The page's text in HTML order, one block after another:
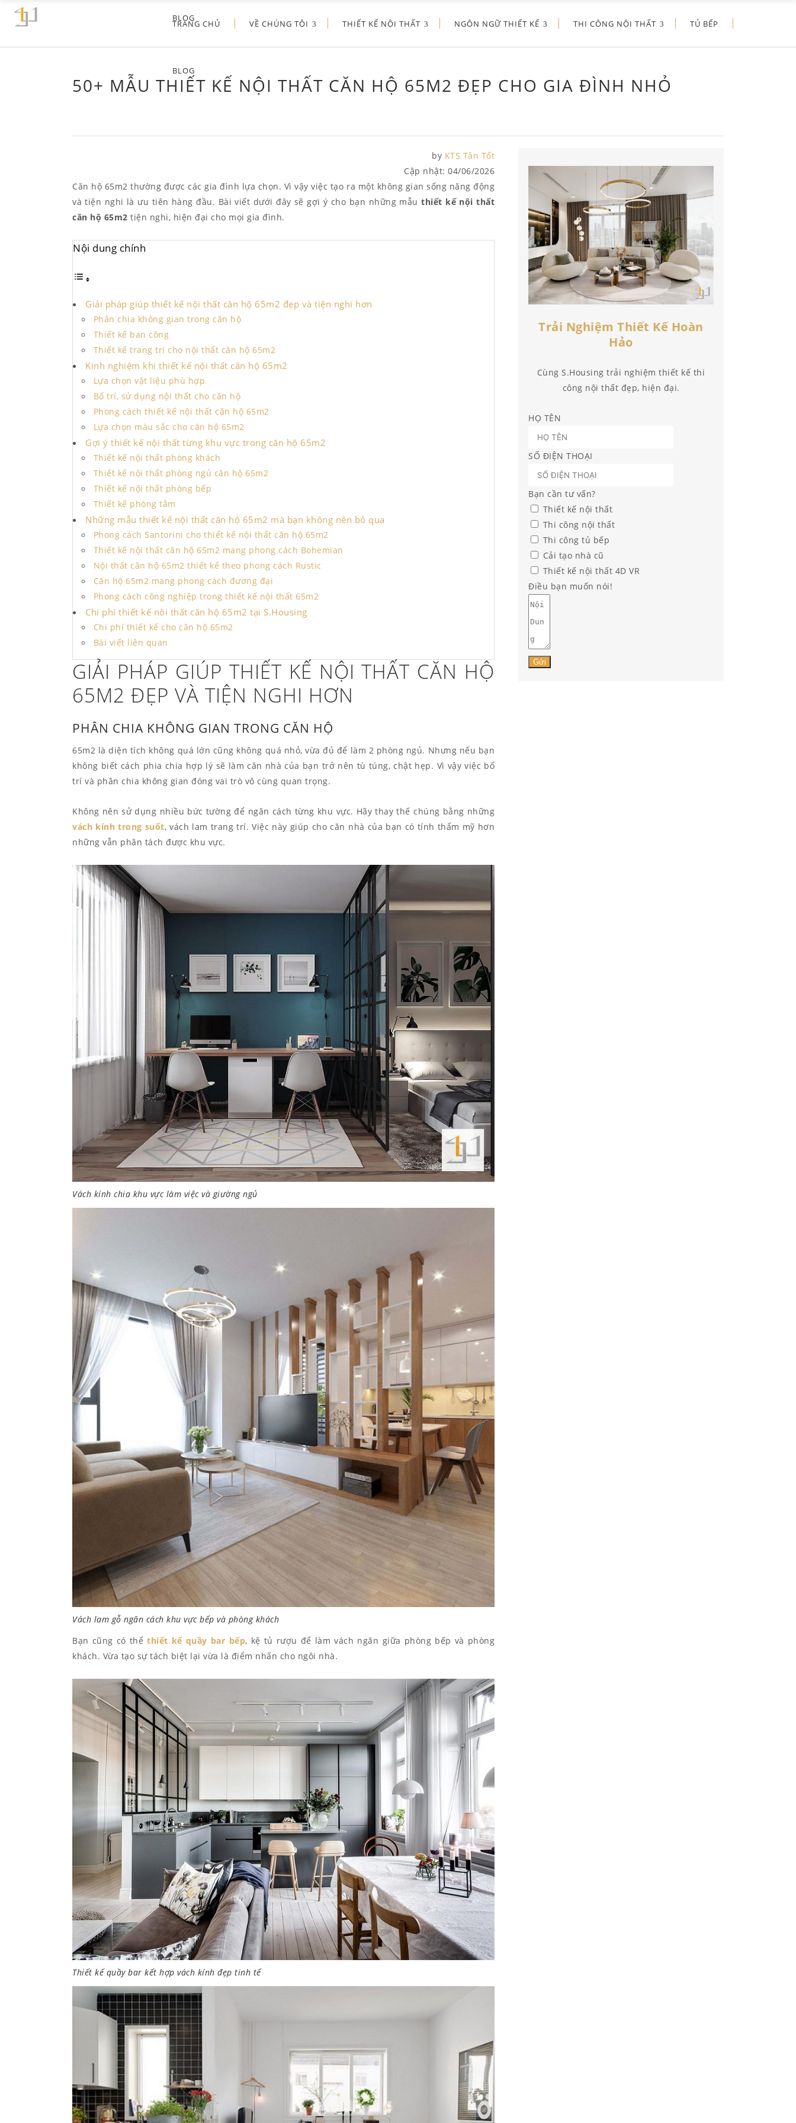
TRANG CHỦ VỀ CHÚNG TÔI THIẾT KẾ NỘI THẤT NGÔN NGỮ THIẾT KẾ THI CÔNG NỘI THẤT TỦ BẾP
BLOG
BLOG
50+ MẪU THIẾT KẾ NỘI THẤT CĂN HỘ 65M2 ĐẸP CHO GIA ĐÌNH NHỎ
by KTS Tân Tốt
Cập nhật:04/06/2026
Căn hộ 65m2 thường được các gia đình lựa chọn. Vì vậy việc tạo ra một không gian sống năng động
và tiện nghi là ưu tiên hàng đầu. Bài viết dưới đây sẽ gợi ý cho bạn những mẫuthiết kế nội thất
căn hộ 65m2 tiện nghi, hiện đại cho mọi gia đình.
Nội dung chính
Giải pháp giúp thiết kế nội thất căn hộ 65m2 đẹp và tiện nghi hơn
Phân chia không gian trong căn hộ
Thiết kế ban công
Thiết kế trang trí cho nội thất căn hộ 65m2
Kinh nghiệm khi thiết kế nội thất căn hộ 65m2
Lựa chọn vật liệu phù hợp
Bố trí, sử dụng nội thất cho căn hộ
Phong cách thiết kế nội thất căn hộ 65m2
Lựa chọn màu sắc cho căn hộ 65m2
Gợi ý thiết kế nội thất từng khu vực trong căn hộ 65m2
Thiết kế nội thất phòng khách
Thiết kế nội thất phòng ngủ căn hộ 65m2
Thiết kế nội thất phòng bếp
Thiết kế phòng tắm
Những mẫu thiết kế nội thất căn hộ 65m2 mà bạn không nên bỏ qua
Phong cách Santorini cho thiết kế nội thất căn hộ 65m2
Thiết kế nội thất căn hộ 65m2 mang phong cách Bohemian
Nội thất căn hộ 65m2 thiết kế theo phong cách Rustic
Căn hộ 65m2 mang phong cách đương đại
Phong cách công nghiệp trong thiết kế nội thất 65m2
Chi phí thiết kế nôi thất căn hộ 65m2 tại S.Housing
Chi phí thiết kế cho căn hộ 65m2
Bài viết liên quan
GIẢI PHÁP GIÚP THIẾT KẾ NỘI THẤT CĂN HỘ
65M2 ĐẸP VÀ TIỆN NGHI HƠN
PHÂN CHIA KHÔNG GIAN TRONG CĂN HỘ
65m2 là diện tích không quá lớn cũng không quá nhỏ, vừa đủ để làm 2 phòng ngủ. Nhưng nếu bạn
không biết cách phia chia hợp lý sẽ làm căn nhà của bạn trở nên tù túng, chật hẹp. Vì vậy việc bố
trí và phân chia không gian đóng vai trò vô cùng quan trọng.
Không nên sử dụng nhiều bức tường để ngăn cách từng khu vực. Hãy thay thế chúng bằng những
vách kính trong suốt, vách lam trang trí. Việc này giúp cho căn nhà của bạn có tính thẩm mỹ hơn
những vẫn phân tách được khu vực.
Vách kính chia khu vực làm việc và giường ngủ
Vách lam gỗ ngăn cách khu vực bếp và phòng khách
Bạn cũng có thểthiết kế quầy bar bếp, kệ tủ rượu để làm vách ngăn giữa phòng bếp và phòng
khách. Vừa tạo sự tách biệt lại vừa là điểm nhấn cho ngôi nhà.
Thiết kế quầy bar kết hợp vách kính đẹp tinh tế
Trải Nghiệm Thiết Kế Hoàn
Hảo
Cùng S.Housing trải nghiệm thiết kế thi
công nội thất đẹp, hiện đại.
HỌ TÊN
SỐ ĐIỆN THOẠI
Bạn cần tư vấn?
Thiết kế nội thất
Thi công nội thất
Thi công tủ bếp
Cải tạo nhà cũ
Thiết kế nội thất 4D VR
Điều bạn muốn nói!
Gửi